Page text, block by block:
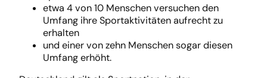
etwa 4 von 10 Menschen versuchen den
Umfang ihre Sportaktivitäten aufrecht zu
erhalten
und einer von zehn Menschen sogar diesen
Umfang erhöht.